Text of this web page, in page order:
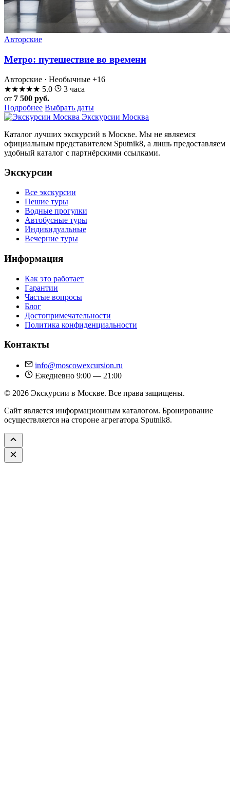
Авторские
Метро: путешествие во времени
Авторские · Необычные +16
★★★★★ 5.0
3 часа
от 7 500 руб.
Подробнее Выбрать даты
Экскурсии Москва
Каталог лучших экскурсий в Москве. Мы не являемся
официальным представителем Sputnik8, а лишь предоставляем
удобный каталог с партнёрскими ссылками.
Экскурсии
Все экскурсии
Пешие туры
Водные прогулки
Автобусные туры
Индивидуальные
Вечерние туры
Информация
Как это работает
Гарантии
Частые вопросы
Блог
Достопримечательности
Политика конфиденциальности
Контакты
info@moscowexcursion.ru
Ежедневно 9:00 — 21:00
© 2026 Экскурсии в Москве. Все права защищены.
Сайт является информационным каталогом. Бронирование
осуществляется на стороне агрегатора Sputnik8.